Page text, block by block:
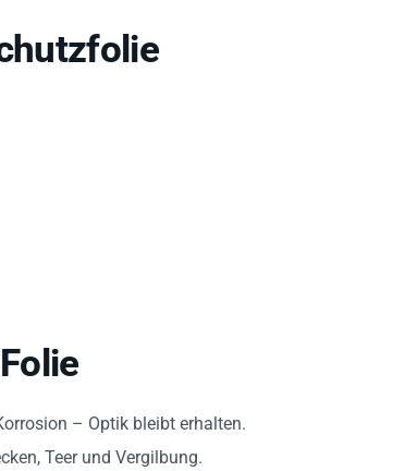
– Optik bleibt erhalten.
Teer und Vergilbung.